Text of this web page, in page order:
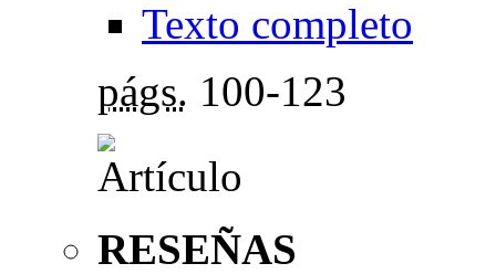
Texto completo
págs. 100-123
RESEÑAS